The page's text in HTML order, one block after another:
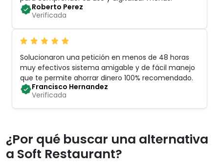
Roberto Perez
Verificada
Solucionaron una petición en menos de 48 horas
muy efectivos sistema amigable y de fácil manejo
que te permite ahorrar dinero 100% recomendado.
Francisco Hernandez
Verificada
¿Por qué buscar una alternativa
a Soft Restaurant?